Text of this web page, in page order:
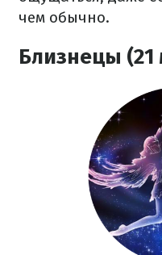
чем обычно.
Близнецы (21